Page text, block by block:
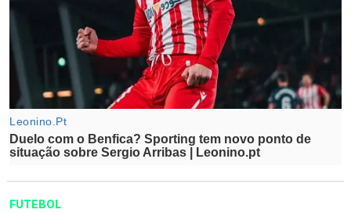
FUTEBOL